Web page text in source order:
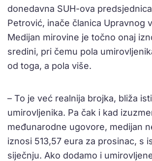
donedavna SUH-ova
Petrović, inače članica Upravnog
Medijan mirovine je točno onaj
sredini, pri čemu pola
od toga, a pola više.
– To je već realnija brojka, bliža
umirovljenika. Pa čak i kad
međunarodne ugovore, medijan
iznosi 513,57 eura za prosinac, s
siječnju. Ako dodamo i